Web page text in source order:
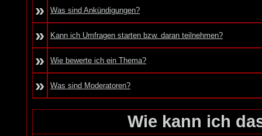
» Was sind Ankündigungen?
» Kann ich Umfragen starten bzw. daran teilnehmen?
» Wie bewerte ich ein Thema?
» Was sind Moderatoren?
Wie kann ich